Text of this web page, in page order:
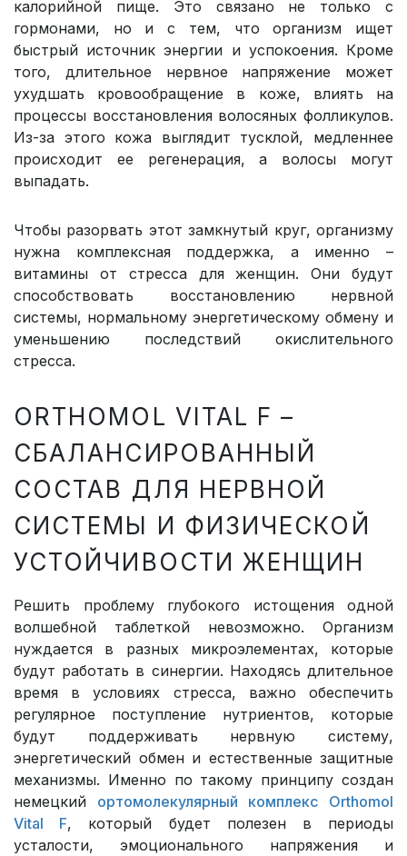
калорийной пище. Это связано не только с
гормонами, но и с тем, что организм ищет
быстрый источник энергии и успокоения. Кроме
того, длительное нервное напряжение может
ухудшать кровообращение в коже, влиять на
процессы восстановления волосяных фолликулов.
Из-за этого кожа выглядит тусклой, медленнее
происходит ее регенерация, а волосы могут
выпадать.
Чтобы разорвать этот замкнутый круг, организму
нужна комплексная поддержка, а именно –
витамины от стресса для женщин. Они будут
способствовать восстановлению нервной
системы, нормальному энергетическому обмену и
уменьшению последствий окислительного
стресса.
ORTHOMOL VITAL F –
СБАЛАНСИРОВАННЫЙ
СОСТАВ ДЛЯ НЕРВНОЙ
СИСТЕМЫ И ФИЗИЧЕСКОЙ
УСТОЙЧИВОСТИ ЖЕНЩИН
Решить проблему глубокого истощения одной
волшебной таблеткой невозможно. Организм
нуждается в разных микроэлементах, которые
будут работать в синергии. Находясь длительное
время в условиях стресса, важно обеспечить
регулярное поступление нутриентов, которые
будут поддерживать нервную систему,
энергетический обмен и естественные защитные
механизмы. Именно по такому принципу создан
немецкий ортомолекулярный комплекс Orthomol
Vital F, который будет полезен в периоды
усталости, эмоционального напряжения и